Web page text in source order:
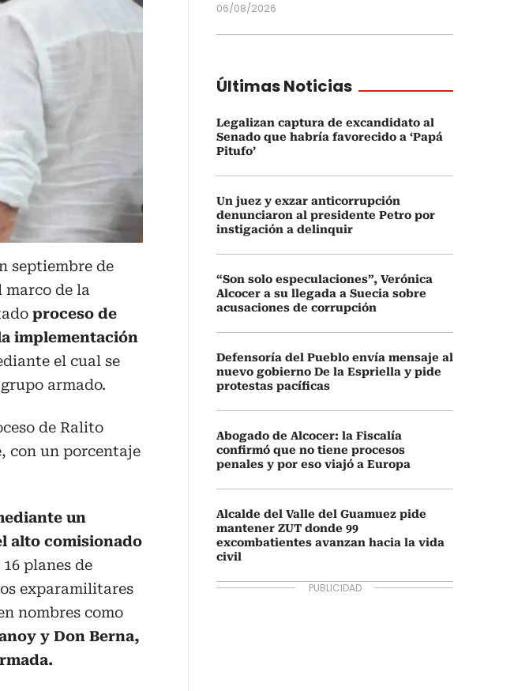
septiembre de
marco de la
proceso de
implementación
el cual se
armado.
de Ralito
con un porcentaje
un
alto comisionado
planes de
exparamilitares
nombres como
y Don Berna,
06/08/2026
Últimas Noticias
Legalizan captura de excandidato al
Senado que habría favorecido a ‘Papá
Pitufo’
Un juez y exzar anticorrupción
denunciaron al presidente Petro por
instigación a delinquir
“Son solo especulaciones”, Verónica
Alcocer a su llegada a Suecia sobre
acusaciones de corrupción
Defensoría del Pueblo envía mensaje al
nuevo gobierno De la Espriella y pide
protestas pacíficas
Abogado de Alcocer: la Fiscalía
confirmó que no tiene procesos
penales y por eso viajó a Europa
Alcalde del Valle del Guamuez pide
mantener ZUT donde 99
excombatientes avanzan hacia la vida
civil